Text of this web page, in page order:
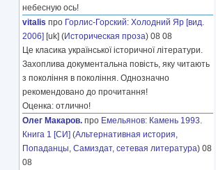
небесную ось!
vitalis про Горлис-Горский: Холодний Яр [вид.
2006] [uk] (Историческая проза) 08 08
Це класика української історичної літератури.
Захоплива документальна повість, яку читають
з покоління в покоління. Однозначно
рекомендовано до прочитання!
Оценка: отлично!
Олег Макаров. про Емельянов: Камень 1993.
Книга 1 [СИ] (Альтернативная история,
Попаданцы, Самиздат, сетевая литература) 08
08